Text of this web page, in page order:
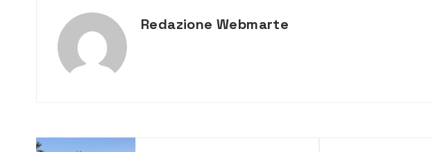
Redazione Webmarte